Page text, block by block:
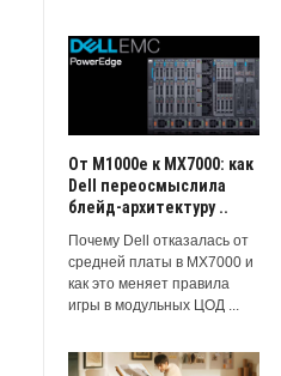
От M1000e к MX7000: как
Dell переосмыслила
блейд-архитектуру ..
Почему Dell отказалась от
средней платы в MX7000 и
как это меняет правила
игры в модульных ЦОД ...